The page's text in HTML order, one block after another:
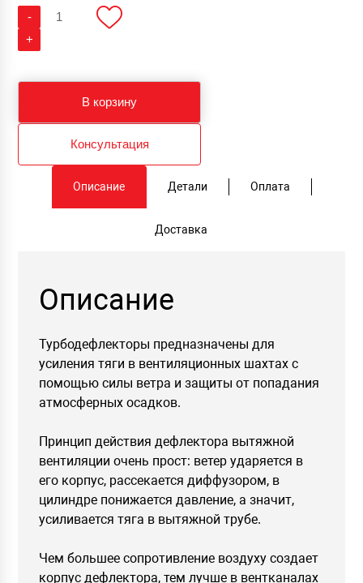
-
Количество
Турбодефлектор
Turbo-
+
В корзину
Консультация
Описание Детали Оплата
Доставка
Описание
Турбодефлекторы предназначены для
усиления тяги в вентиляционных шахтах с
помощью силы ветра и защиты от попадания
атмосферных осадков.
Принцип действия дефлектора вытяжной
вентиляции очень прост: ветер ударяется в
его корпус, рассекается диффузором, в
цилиндре понижается давление, а значит,
усиливается тяга в вытяжной трубе.
Чем большее сопротивление воздуху создает
корпус дефлектора, тем лучше в вентканалах